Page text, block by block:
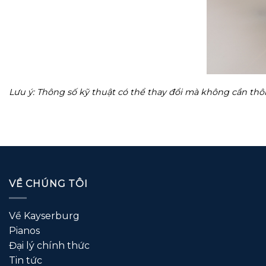
Lưu ý: Thông số kỹ thuật có thể thay đổi mà không cần
VỀ CHÚNG TÔI
Về Kayserburg
Pianos
Đại lý chính thức
Tin tức